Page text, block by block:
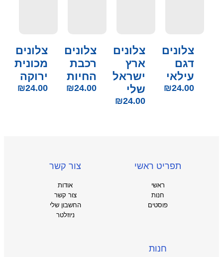
צלונים
דגם
עילאי
₪24.00
צלונים
ארץ
ישראל
שלי
₪24.00
צלונים
רכבת
החיות
₪24.00
צלונים
מכונית
ירוקה
₪24.00
תפריט ראשי
ראשי
חנות
פוסטים
צור קשר
אודות
צור קשר
החשבון שלי
ניוזלטר
חנות